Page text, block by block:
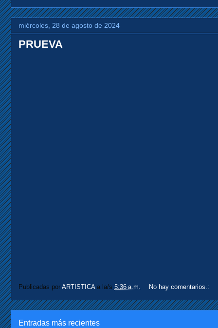
miércoles, 28 de agosto de 2024
PRUEVA
Publicadas por ARTISTICA a la/s 5:36 a.m. No hay comentarios.:
Entradas más recientes